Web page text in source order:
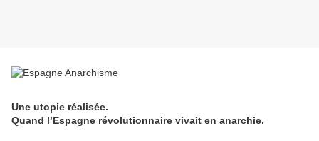
Une utopie réalisée.
Quand l’Espagne révolutionnaire vivait en anarchie.